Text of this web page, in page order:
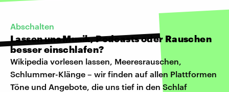
Abschalten
Lassen uns Musik, Podcasts oder Rauschen
besser einschlafen?
Wikipedia vorlesen lassen, Meeresrauschen,
Schlummer-Klänge – wir finden auf allen Plattformen
Töne und Angebote, die uns tief in den Schlaf